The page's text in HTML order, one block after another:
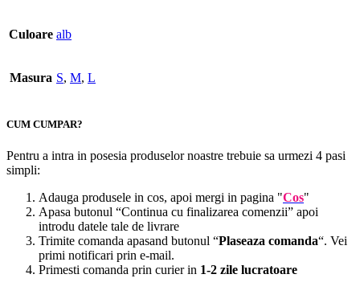
Culoare alb
Masura S, M, L
CUM CUMPAR?
Pentru a intra in posesia produselor noastre trebuie sa urmezi 4 pasi
simpli:
Adauga produsele in cos, apoi mergi in pagina "Cos"
Apasa butonul “Continua cu finalizarea comenzii” apoi
introdu datele tale de livrare
Trimite comanda apasand butonul “Plaseaza comanda“. Vei
primi notificari prin e-mail.
Primesti comanda prin curier in 1-2 zile lucratoare